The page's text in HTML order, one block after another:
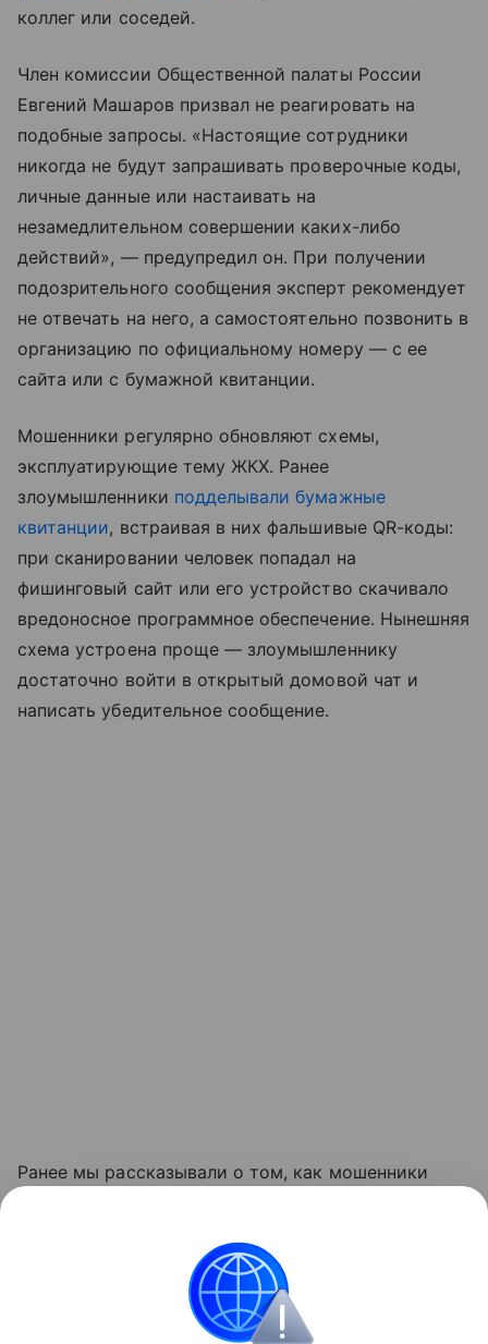
коллег или соседей.
Член комиссии Общественной палаты России
Евгений Машаров призвал не реагировать на
подобные запросы. «Настоящие сотрудники
никогда не будут запрашивать проверочные коды,
личные данные или настаивать на
незамедлительном совершении каких-либо
действий», — предупредил он. При получении
подозрительного сообщения эксперт рекомендует
не отвечать на него, а самостоятельно позвонить в
организацию по официальному номеру — с ее
сайта или с бумажной квитанции.
Мошенники регулярно обновляют схемы,
эксплуатирующие тему ЖКХ. Ранее
злоумышленники подделывали бумажные
квитанции, встраивая в них фальшивые QR-коды:
при сканировании человек попадал на
фишинговый сайт или его устройство скачивало
вредоносное программное обеспечение. Нынешняя
схема устроена проще — злоумышленнику
достаточно войти в открытый домовой чат и
написать убедительное сообщение.
Ранее мы рассказывали о том, как мошенники